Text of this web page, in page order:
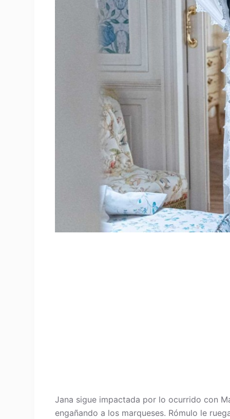
Jana sigue impactada por lo ocurrido con
engañando a los marqueses. Rómulo le